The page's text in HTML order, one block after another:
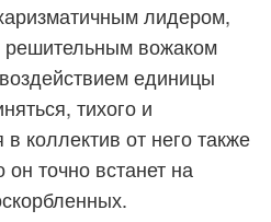
лидером,
вожаком
единицы
тихого и
коллектив от него также
он точно встанет на